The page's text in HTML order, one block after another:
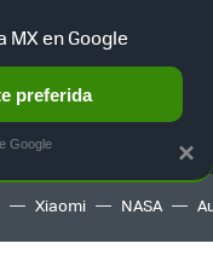
TERRITORIO
Xiaomi NASA
×
MX en Google
preferida
Google